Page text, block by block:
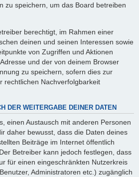
zu speichern, um das Board betreiben
berechtigt, im Rahmen einer
deinen und seinen Interessen sowie
von Zugriffen und Aktionen
und der von deinem Browser
zu speichern, sofern dies zur
rechtlichen Nachverfolgbarkeit
DER WEITERGABE DEINER DATEN
einen Austausch mit anderen Personen
daher bewusst, dass die Daten deines
Beiträge im Internet öffentlich
Betreiber kann jedoch festlegen, dass
für einen eingeschränkten Nutzerkreis
Administratoren etc.) zugänglich